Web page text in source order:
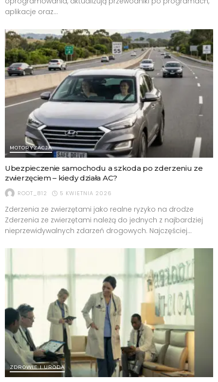
aplikacje oraz...
MOTORYZACJA
Ubezpieczenie samochodu a szkoda po zderzeniu ze
zwierzęciem – kiedy działa AC?
ROOT_812 5 KWIETNIA 2026
Zderzenia ze zwierzętami jako realne ryzyko na drodze
Zderzenia ze zwierzętami należą do jednych z najbardziej
nieprzewidywalnych zdarzeń drogowych. Najczęściej...
ZDROWIE I URODA